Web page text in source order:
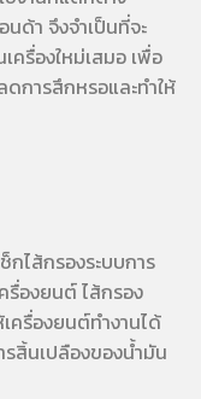
นด้า จึงจำเป็นที่จะ
ครื่องใหม่เสมอ เพื่อ
การสึกหรอและทำให้
กไส้กรองระบบการ
รื่องยนต์ ไส้กรอง
ครื่องยนต์ทำงานได้
สิ้นเปลืองของน้ำมัน